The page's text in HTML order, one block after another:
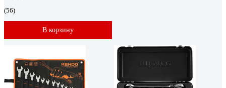
(56)
В корзину